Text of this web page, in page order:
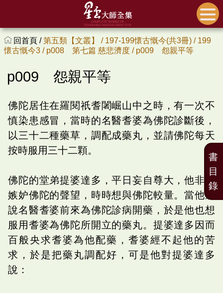
回首頁 /第五類【文叢】 / 197-199懷古慨今(共3冊) / 199
懷古慨今3 / p008 第七篇 慈悲濟度 / p009 怨親平等
p009 怨親平等
佛陀居住在羅閱祇耆闍崛山中之時，有一次不
慎染患感冒，當時的名醫耆婆為佛陀診斷後，
以三十二種藥草，調配成藥丸，並請佛陀每天
按時服用三十二顆。
佛陀的堂弟提婆達多，平日妄自尊大，他非常
嫉妒佛陀的聲望，時時想與佛陀較量。當他聽
說名醫耆婆前來為佛陀診病開藥，於是他也想
服用耆婆為佛陀所開立的藥丸。提婆達多因而
百般央求耆婆為他配藥，耆婆經不起他的苦
求，於是把藥丸調配好，可是他對提婆達多
說：
書
目
錄